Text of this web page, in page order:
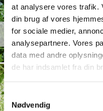
at analysere vores trafik.
din brug af vores
for sociale medier,
analysepartnere. Vores
data med andre
de har indsamlet fra din
Samtykkevalg
Nødvendig
Jamesbrittenia hybrid